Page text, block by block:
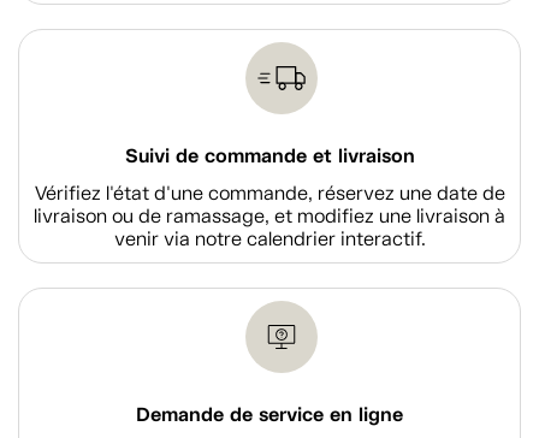
Suivi de commande et livraison
Vérifiez l'état d'une commande, réservez une date de
livraison ou de ramassage, et modifiez une livraison à
venir via notre calendrier interactif.
Demande de service en ligne